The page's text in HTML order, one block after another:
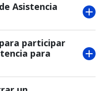
Asistencia
participar
para